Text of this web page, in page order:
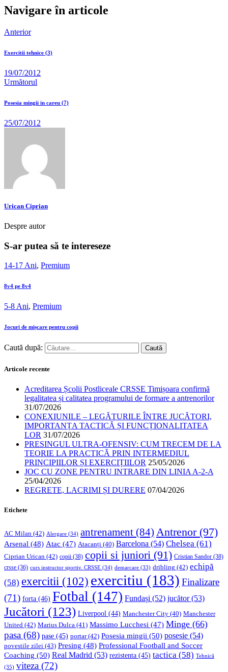
Navigare în articole
Anterior
Exercitii tehnice (3)
19/07/2012
Următorul
Posesia mingii in careu (7)
25/07/2012
Urican Ciprian
Despre autor
S-ar putea să te intereseze
14-17 Ani, Premium
8v4 pe 8v4
5-8 Ani, Premium
Jocuri de mișcare pentru copii
Caută după:
Articole recente
Acreditarea Școlii Postliceale CRSSE Timișoara confirmă
legalitatea și calitatea programului de formare a antrenorilor
31/07/2026
CONEXIUNILE – LEGĂTURILE ÎNTRE JUCĂTORI,
IMPORTANȚA TACTICĂ ȘI FUNCȚIONALITATEA
LOR 31/07/2026
PRESINGUL ULTRA-OFENSIV: CUM TRECEM DE LA
TEORIE LA PRACTICĂ PRIN INTERMEDIUL
PRINCIPIILOR ȘI EXERCIȚIILOR 25/05/2026
JOC CU ZONE PENTRU INTRARE DIN LINIA A-2-A
25/04/2026
REGRETE, LACRIMI ȘI DURERE 07/04/2026
Etichete
AC Milan (42) Alergare (34) antrenament (84) Antrenor(97)
Arsenal (48) Atac (47) Atacanți (40) Barcelona (54) Chelsea (61)
Ciprian Urican (42) copii (38) copii si juniori (91) Cristian Sandor (38)
crsse (36) curs instructor sportiv. CRSSE (34) demarcare (33) dribling (42) echipă
(58) exercitii (102) exercitiu (183) Finalizare
(71) forta (46) Fotbal (147) Fundași (52) jucător(53)
Jucători (123) Liverpool (44) Manchester City (40) Manchester
United (42) Marius Dulca (41) Massimo Lucchesi (47) Minge (66)
pasa (68) pase (45) portar(42) Posesia mingii (50) posesie (54)
povestile zilei (43) Presing (48) Professional Football and Soccer
Coaching (50) Real Madrid (53) rezistenta (45) tactica (58) Tehnică
(35) viteza (72)